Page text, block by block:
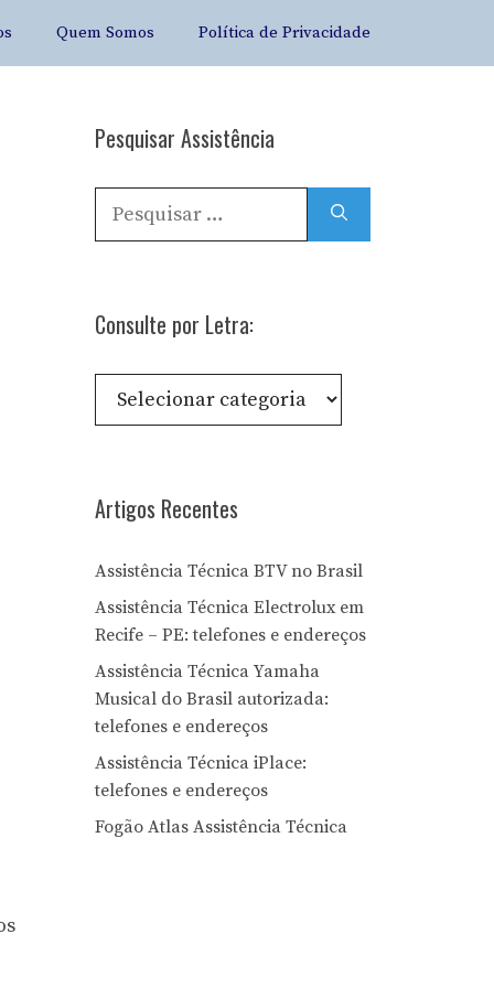
Quem Somos Política de Privacidade
Pesquisar Assistência
Pesquisar
por:
Consulte por Letra:
Consulte
Artigos Recentes
Assistência Técnica BTV no Brasil
Assistência Técnica Electrolux em
Recife – PE: telefones e endereços
Assistência Técnica Yamaha
Musical do Brasil autorizada:
telefones e endereços
Assistência Técnica iPlace:
telefones e endereços
Fogão Atlas Assistência Técnica